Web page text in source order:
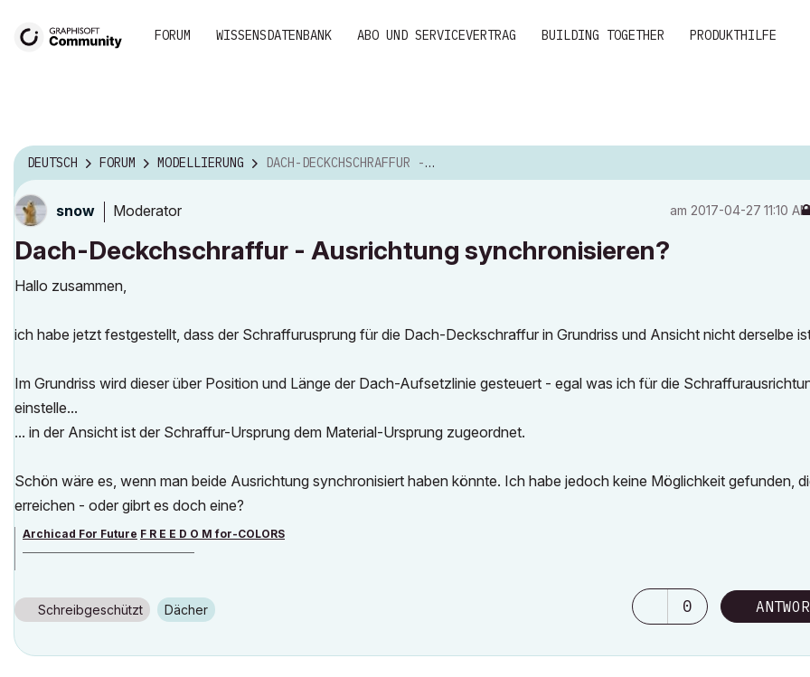
FORUM WISSENSDATENBANK ABO UND SERVICEVERTRAG BUILDING TOGETHER PRODUKTHILFE
DEUTSCH FORUM MODELLIERUNG DACH-DECKCHSCHRAFFUR - AUSRICHTUNG SYNCHRONISIEREN...
snow Moderator am ‎2017-04-27 11:10 AM
Dach-Deckchschraffur - Ausrichtung synchronisieren?
Hallo zusammen,
ich habe jetzt festgestellt, dass der Schraffurusprung für die Dach-Deckschraffur in Grundriss und Ansicht nicht derselbe
Im Grundriss wird dieser über Position und Länge der Dach-Aufsetzlinie gesteuert - egal was ich für die
einstelle...
... in der Ansicht ist der Schraffur-Ursprung dem Material-Ursprung zugeordnet.
Schön wäre es, wenn man beide Ausrichtung synchronisiert haben könnte. Ich habe jedoch keine Möglichkeit gefunden,
erreichen - oder gibrt es doch eine?
Archicad For Future F R E E D O M for-COLORS
Schreibgeschützt Dächer 0